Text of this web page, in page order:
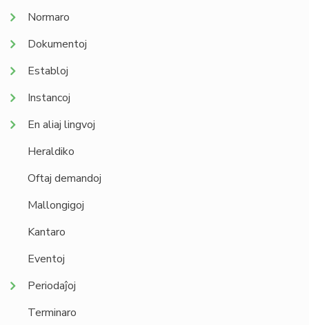
Normaro
Dokumentoj
Establoj
Instancoj
En aliaj lingvoj
Heraldiko
Oftaj demandoj
Mallongigoj
Kantaro
Eventoj
Periodaĵoj
Terminaro